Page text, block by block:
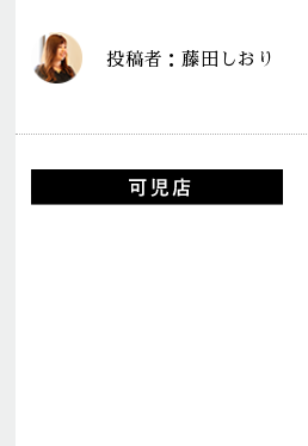
投稿者：藤田しおり